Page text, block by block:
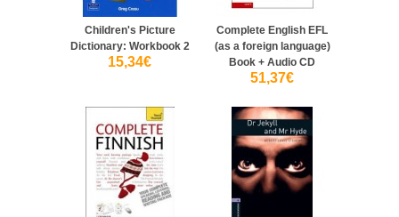
Children's Picture
Dictionary: Workbook 2
15,34€
Complete English EFL
(as a foreign language)
Book + Audio CD
51,37€